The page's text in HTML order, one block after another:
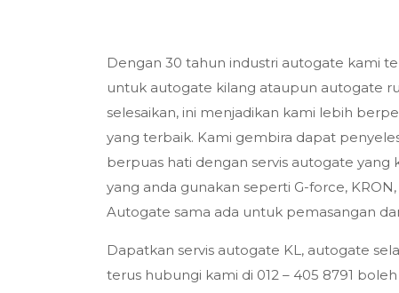
Dengan 30 tahun industri autogate kami
untuk autogate kilang ataupun autogate
selesaikan, ini menjadikan kami lebih
yang terbaik. Kami gembira dapat
berpuas hati dengan servis autogate yang
yang anda gunakan seperti G-force,
Autogate sama ada untuk pemasangan
Dapatkan servis autogate KL, autogate
terus hubungi kami di 012 – 405 8791